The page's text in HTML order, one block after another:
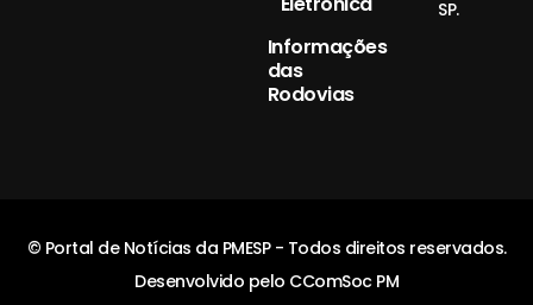
Informações
das
Rodovias
SP.
© Portal de Notícias da PMESP - Todos direitos reservados.
Desenvolvido pelo CComSoc PM